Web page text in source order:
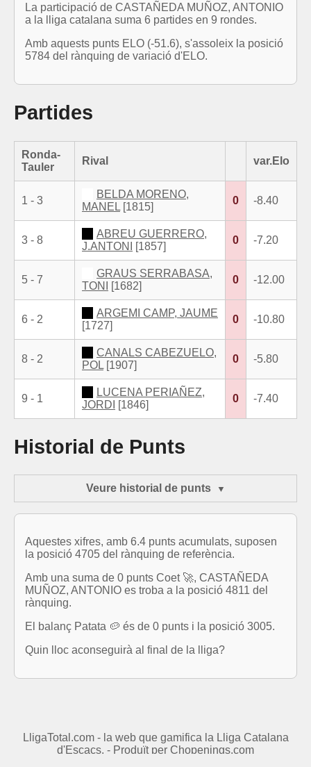
La participació de CASTAÑEDA MUÑOZ, ANTONIO
a la lliga catalana suma 6 partides en 9 rondes.
Amb aquests punts ELO (-51.6), s'assoleix la posició
5784 del rànquing de variació d'ELO.
Partides
Ronda-
Tauler
Rival var.Elo
1 - 3
BELDA MORENO,
MANEL [1815]
0 -8.40
3 - 8
ABREU GUERRERO,
J.ANTONI
[1857]
0 -7.20
5 - 7
GRAUS SERRABASA,
TONI
[1682]
0 -12.00
6 - 2
ARGEMI CAMP, JAUME
[1727]
0 -10.80
8 - 2
CANALS CABEZUELO,
POL [1907]
0 -5.80
9 - 1
LUCENA PERIAÑEZ,
JORDI
[1846]
0 -7.40
Historial de Punts
Veure historial de punts
Aquestes xifres, amb 6.4 punts acumulats, suposen
la posició 4705 del rànquing de referència.
Amb una suma de 0 punts Coet 🚀, CASTAÑEDA
MUÑOZ, ANTONIO es troba a la posició 4811 del
rànquing.
El balanç Patata 🥔 és de 0 punts i la posició 3005.
Quin lloc aconseguirà al final de la lliga?
LligaTotal.com - la web que gamifica la Lliga Catalana
d'Escacs. - Produït per Chopenings.com